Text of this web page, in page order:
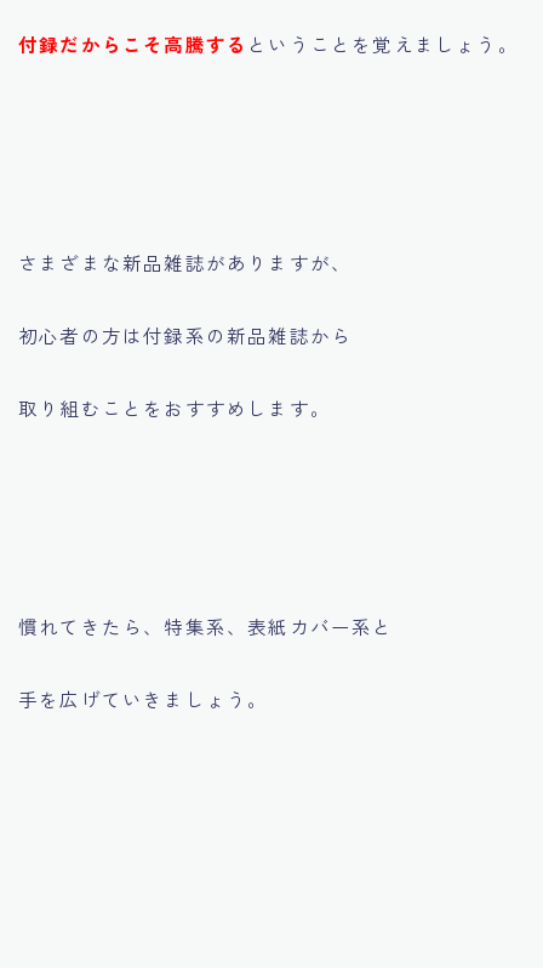
付録だからこそ高騰する ということを覚えましょう。
さまざまな新品雑誌がありますが、
初心者の方は付録系の新品雑誌から
取り組むことをおすすめします。
慣れてきたら、特集系、表紙カバー系と
手を広げていきましょう。